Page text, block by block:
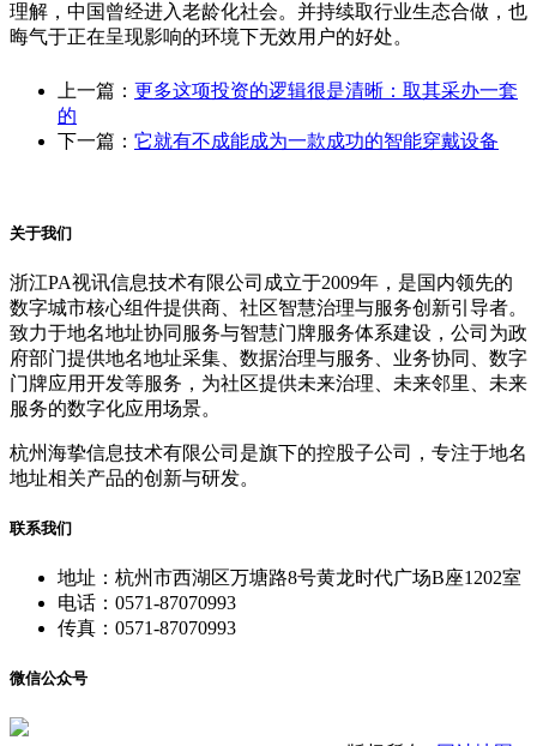
理解，中国曾经进入老龄化社会。并持续取行业生态合做，也
晦气于正在呈现影响的环境下无效用户的好处。
上一篇： 更多这项投资的逻辑很是清晰：取其采办一套
的
下一篇： 它就有不成能成为一款成功的智能穿戴设备
关于我们
浙江PA视讯信息技术有限公司成立于2009年，是国内领先的
数字城市核心组件提供商、社区智慧治理与服务创新引导者。
致力于地名地址协同服务与智慧门牌服务体系建设，公司为政
府部门提供地名地址采集、数据治理与服务、业务协同、数字
门牌应用开发等服务，为社区提供未来治理、未来邻里、未来
服务的数字化应用场景。
杭州海挚信息技术有限公司是旗下的控股子公司，专注于地名
地址相关产品的创新与研发。
联系我们
地址：杭州市西湖区万塘路8号黄龙时代广场B座1202室
电话：0571-87070993
传真：0571-87070993
微信公众号